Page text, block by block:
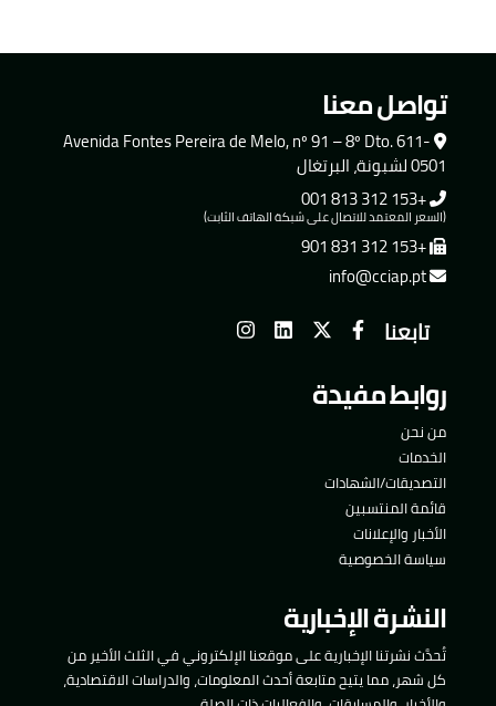
تواصل معنا
Avenida Fontes Pereira de Melo, nº 91 – 8º Dto. 611-
0501 لشبونة، البرتغال
+153 312 813 001
(السعر المعتمد للاتصال على شبكة الهاتف الثابت)
+153 312 831 901
info@cciap.pt
تابعنا
روابط مفيدة
من نحن
الخدمات
التصديقات/الشهادات
قائمة المنتسبين
الأخبار والإعلانات
سياسة الخصوصية
النشرة الإخبارية
تُحدَّث نشرتنا الإخبارية على موقعنا الإلكتروني في الثلث الأخير من
كل شهر، مما يتيح متابعة أحدث المعلومات، والدراسات الاقتصادية،